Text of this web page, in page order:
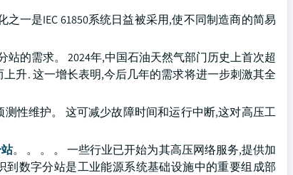
之一是IEC 61850系统日益被采用,使不同制造商的简易
的需求。 2024年,中国石油天然气部门历史上首次超
升. 这一增长表明,今后几年的需求将进一步刺激其全
性维护。 这可减少故障时间和运行中断,这对高压工
。 。 。 。 一些行业已开始为其高压网络服务,提供加
数字分站是工业能源系统基础设施中的重要组成部